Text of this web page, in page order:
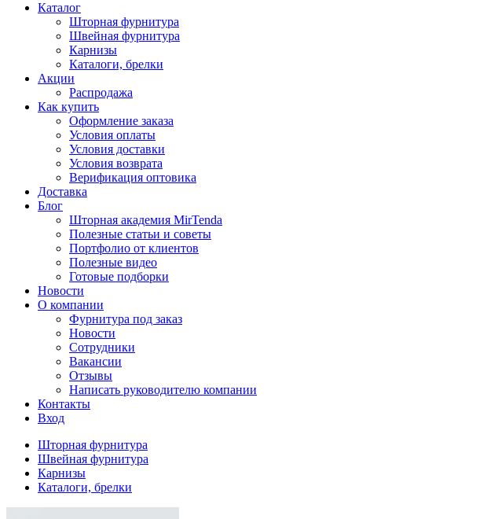
Каталог
Шторная фурнитура
Швейная фурнитура
Карнизы
Каталоги, брелки
Акции
Распродажа
Как купить
Оформление заказа
Условия оплаты
Условия доставки
Условия возврата
Верификация оптовика
Доставка
Блог
Шторная академия MirTenda
Полезные статьи и советы
Портфолио от клиентов
Полезные видео
Готовые подборки
Новости
О компании
Фурнитура под заказ
Новости
Сотрудники
Вакансии
Отзывы
Написать руководителю компании
Контакты
Вход
Шторная фурнитура
Швейная фурнитура
Карнизы
Каталоги, брелки